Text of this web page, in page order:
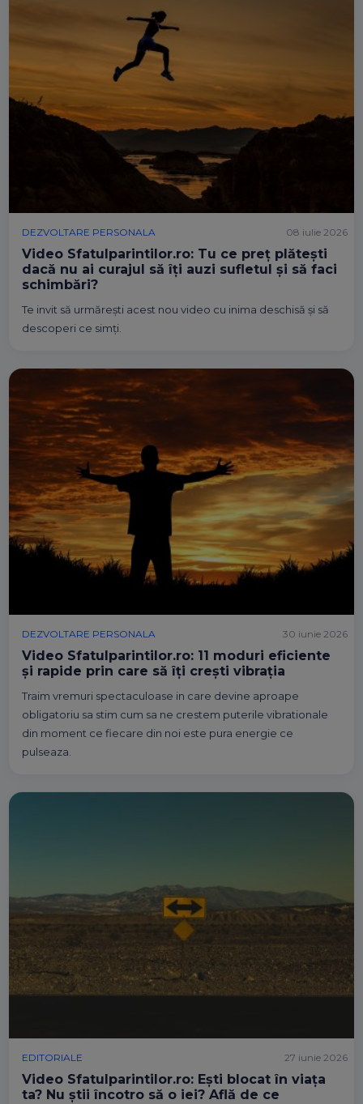
DEZVOLTARE PERSONALA
Video Sfatulparintilor.ro: Tu ce preț plătești
dacă nu ai curajul să îți auzi sufletul și să faci
schimbări?
Te invit să urmărești acest nou video cu inima deschisă și să
descoperi ce simți.
08 iulie 2026
DEZVOLTARE PERSONALA
Video Sfatulparintilor.ro: 11 moduri eficiente
și rapide prin care să îți crești vibrația
Traim vremuri spectaculoase in care devine aproape
obligatoriu sa stim cum sa ne crestem puterile vibrationale
din moment ce fiecare din noi este pura energie ce
pulseaza.
30 iunie 2026
EDITORIALE
Video Sfatulparintilor.ro: Ești blocat în viața
ta? Nu știi încotro să o iei? Află de ce
27 iunie 2026